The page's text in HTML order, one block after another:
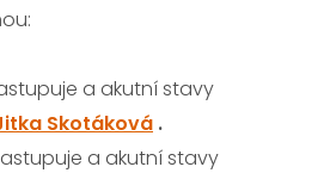
a akutní stavy
Skotáková .
a akutní stavy